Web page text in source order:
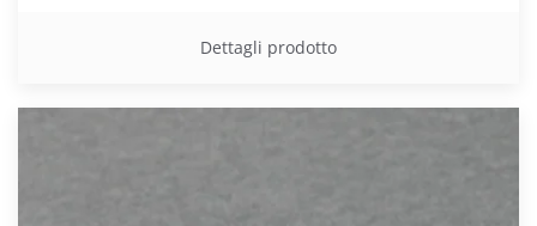
Dettagli prodotto